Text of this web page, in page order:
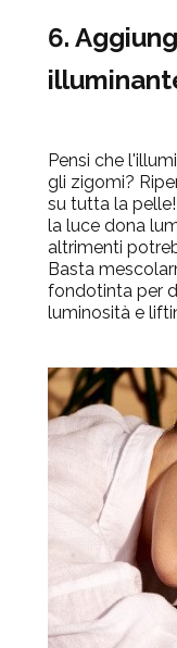
6.
Pensi che
gli zigomi?
su tutta la
la luce dona
altrimenti
Basta
fondotinta per
luminosità e